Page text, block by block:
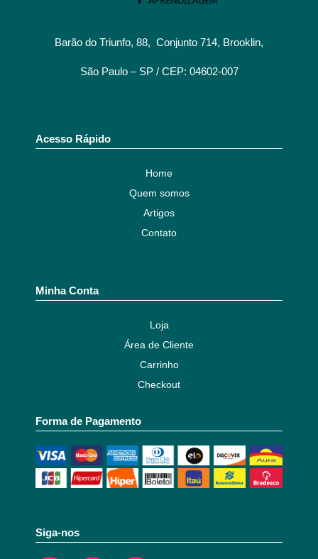
Barão do Triunfo, 88, Conjunto 714, Brooklin,
São Paulo – SP / CEP: 04602-007
Acesso Rápido
Home
Quem somos
Artigos
Contato
Minha Conta
Loja
Área de Cliente
Carrinho
Checkout
Forma de Pagamento
Siga-nos